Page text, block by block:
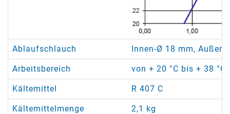
Ablaufschlauch Innen-Ø 18 mm,
Arbeitsbereich von + 20 °C bis + 38
Kältemittel R 407 C
Kältemittelmenge 2,1 kg